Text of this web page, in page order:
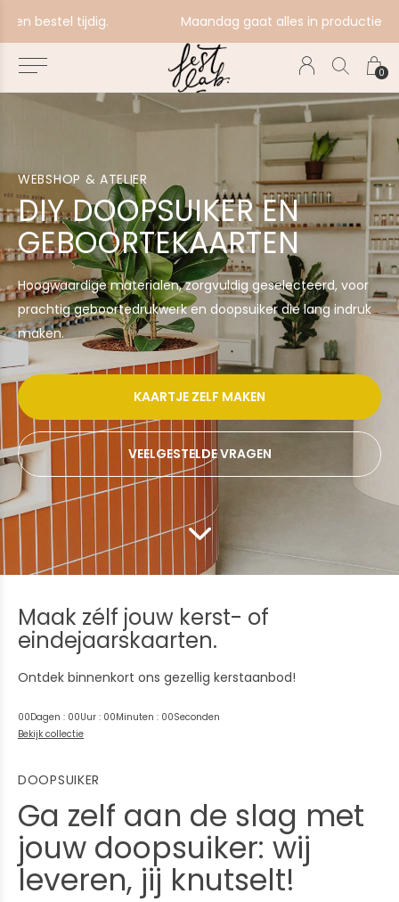
0
Maandag gaat alles in productie, bestel ten laatste zondag voor volgende productiebatch.
WEBSHOP & ATELIER
DIY DOOPSUIKER EN
GEBOORTEKAARTEN
Hoogwaardige materialen, zorgvuldig geselecteerd, voor
prachtig geboortedrukwerk en doopsuiker die lang indruk
maken.
KAARTJE ZELF MAKEN
VEELGESTELDE VRAGEN
Maak zélf jouw kerst- of
eindejaarskaarten.
Ontdek binnenkort ons gezellig kerstaanbod!
00Dagen : 00Uur : 00Minuten : 00Seconden
Bekijk collectie
DOOPSUIKER
Ga zelf aan de slag met
jouw doopsuiker: wij
leveren, jij knutselt!